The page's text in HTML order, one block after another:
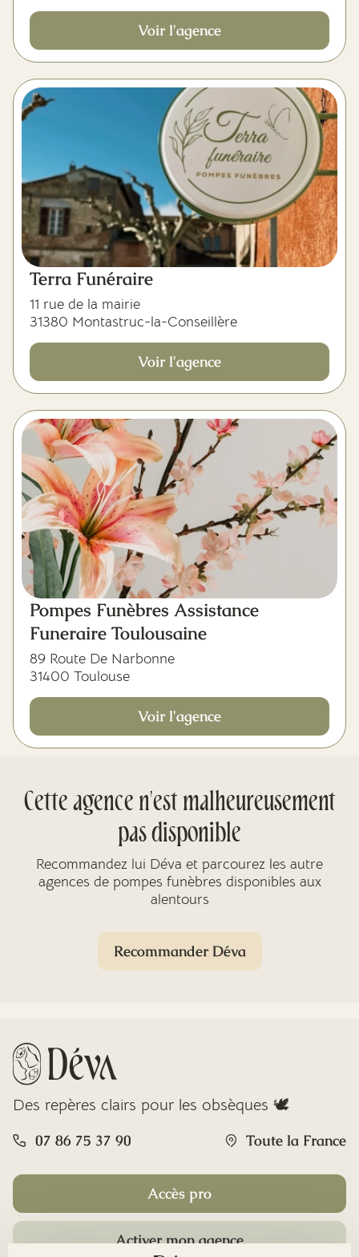
Voir l'agence
Terra Funéraire
11 rue de la mairie
31380 Montastruc-la-Conseillère
Voir l'agence
Pompes Funèbres Assistance
Funeraire Toulousaine
89 Route De Narbonne
31400 Toulouse
Voir l'agence
Cette agence n'est malheureusement
pas disponible
Recommandez lui Déva et parcourez les autre
agences de pompes funèbres disponibles aux
alentours
Recommander Déva
Des repères clairs pour les obsèques 🕊️
07 86 75 37 90 Toute la France
Accès pro
Activer mon agence